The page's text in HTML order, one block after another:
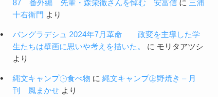
87 番外編 先輩・森栄徹さんを悼む 安富信に 三浦
十右衛門 より
バングラデシュ 2024年7月革命 政変を主導した学
生たちは壁画に思いや考えを描いた。
に モリタアツシ
より
縄文キャンプ㊦食べ物 に 縄文キャンプ㊤野焼き – 月
刊 風まかせより